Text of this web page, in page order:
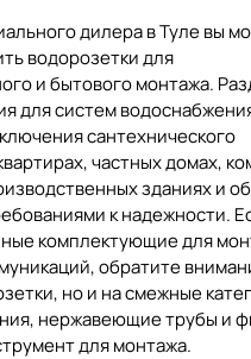
дилера в Туле вы
водорозетки для
и бытового монтажа.
для систем
сантехнического
частных домах,
зданиях и
к надежности.
комплектующие для
обратите
но и на смежные
, нержавеющие трубы и
для монтажа.